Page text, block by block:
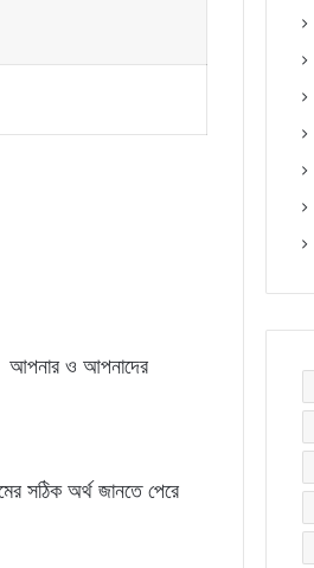
আপনার ও আপনাদের
সঠিক অর্থ জানতে পেরে